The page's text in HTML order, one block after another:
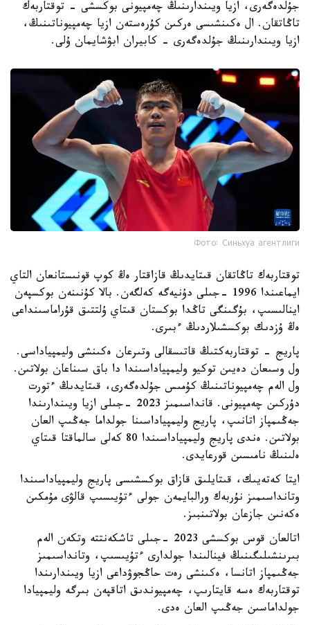
جۇلدەگەرى، ازيا ويىندارىنىڭ چەمپيونى بوكسشى - توقتاربەك
تاڭاتقان. ال ەكىنشىسى ەركىن كۇرەستەن ازيا چەمپيوناتىنىڭ،
ازيا ويىندارىنىڭ جۇلدەگەرى - كابيران ابۋشايمان ۇلى.
Фото: Синьхуа агентлиги
توقتاربەك تاڭاتقان قىتايدىڭ قازاقتار ەڭ كوپ قونىستانعان التاي
ايماعىندا 1996 -جىلى دۇنيەگە كەلگەن. بالا كۇنىنەن بوكسپەن
اينالىسىپ، بۇگىنگى تاڭدا بوكستان قىتاي ۇلتتىق قۇراماسىنداعى
ەڭ ۇزدىك بوكسشىلاردىڭ ءبىرى.
پاريج - توقتاربەكتىڭ قاتىسقالى وتىرعان ەكىنشى وليمپياداسى.
ول وسىعان دەيىن توكيو وليمپياداسىندا دا باق سىناعان بولاتىن.
ول الەم چەمپيوناتىنىڭ كۇمىس جۇلدەگەرى، قىتايدىڭ ءتورت
دۇركىن چەمپيونى. قانداسىمىز 2023 -جىلى ازيا ويىندارىندا
جەڭىمپاز اتانىپ، پاريج وليمپياداسىنا جولداما جەڭىپ العان
بولاتىن. ەندى پاريج وليمپياداسىندا 80 كەلى سالماقتا قىتاي
ەلىنىڭ نامىسىن قورعايدى.
ايتا كەتەيىك، قىتايلىق قازاق بوكسشىسى پاريج وليمپياداسىندا
وتانداسىمىز نۇربەك ورالبايمەن جولى ءتۇيىسىپ قالۋى مۇمكىن
ەكەنىن جازعان بولاتىنبىز.
اتالعان قوس بوكسشى 2023 -جىلى تاشكەنتتە وتكەن الەم
بىرىنشىلىگىنىڭ فينالىندا جولدارى ءتۇيىسىپ، وتانداسىمىز
جەڭىمپاز اتانسا، ەكىنشى رەت حاڭجوۋداعى ازيا ويىندارىندا
توقتاربەك ەسە قايتارىپ، چەمپيوندىق اتاقپەن بىرگە وليمپيادا
جولداماسىن جەڭىپ العان ەدى.